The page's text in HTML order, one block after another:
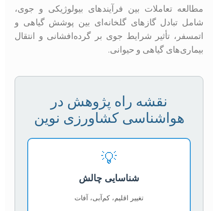
مطالعه تعاملات بین فرآیندهای بیولوژیکی و جوی،
شامل تبادل گازهای گلخانه‌ای بین پوشش گیاهی و
اتمسفر، تأثیر شرایط جوی بر گرده‌افشانی و انتقال
بیماری‌های گیاهی و حیوانی.
نقشه راه پژوهش در
هواشناسی کشاورزی نوین
💡
شناسایی چالش
تغییر اقلیم، کم‌آبی، آفات